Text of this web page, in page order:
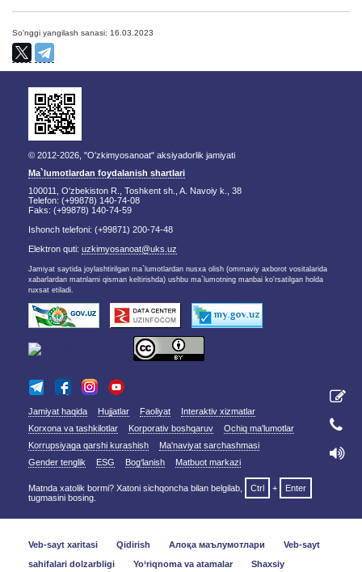
So'nggi yangilash sanasi: 16.03.2023
© 2012-2026, "O'zkimyosanoat" aksiyadorlik jamiyati
Ma`lumotlardan foydalanish shartlari
100011, O'zbekiston R., Toshkent sh., A. Navoiy k., 38
Telefon: (+99878) 140-74-08
Faks: (+99878) 140-74-59
Ishonch telefoni: (+99871) 200-74-48
Elektron quti: uzkimyosanoat@uks.uz
Jamiyat saytida joylashtirilgan ma`lumotlardan nusxa olish (ommaviy axborot vositalarida
xabarlardan matnlarni qisman keltirishda) ushbu ma`lumotning manbai ko'rsatilgan holda
ruxsat etiladi.
Jamiyat haqida Hujjatlar Faoliyat
Interaktiv xizmatlar
Korxona va tashkilotlar
Korporativ boshqaruv
Ochiq ma'lumotlar
Korrupsiyaga qarshi kurashish
Ma'naviyat sarchashmasi
Gender tenglik
ESG Bog‘lanish Matbuot markazi
Matnda xatolik bormi? Xatoni sichqoncha bilan belgilab, Ctrl +
Enter
tugmasini bosing.
Veb-sayt xaritasi Qidirish Алоқа маълумотлари
Veb-sayt
sahifalari dolzarbligi
Yo‘riqnoma va atamalar
Shaxsiy